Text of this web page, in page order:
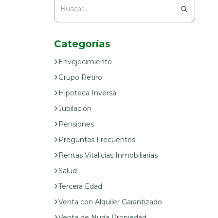
Categorías
Envejecimiento
Grupo Retiro
Hipoteca Inversa
Jubilación
Pensiones
Preguntas Frecuentes
Rentas Vitalicias Inmobiliarias
Salud
Tercera Edad
Venta con Alquiler Garantizado